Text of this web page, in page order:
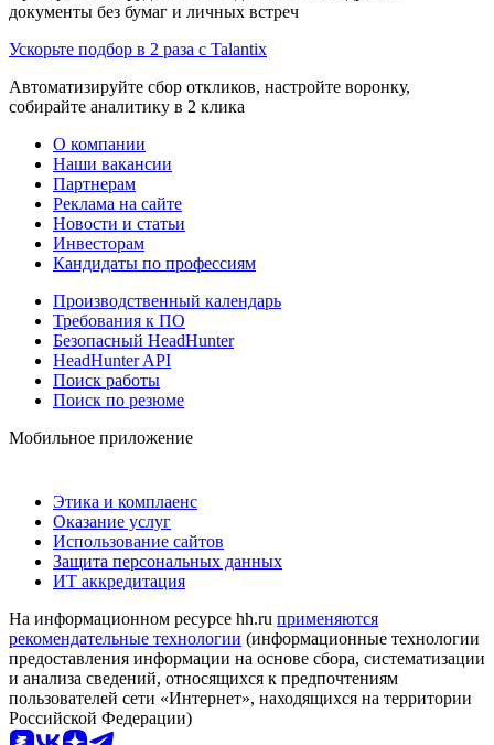
документы без бумаг и личных встреч
Ускорьте подбор в 2 раза с Talantix
Автоматизируйте сбор откликов, настройте воронку,
собирайте аналитику в 2 клика
О компании
Наши вакансии
Партнерам
Реклама на сайте
Новости и статьи
Инвесторам
Кандидаты по профессиям
Производственный календарь
Требования к ПО
Безопасный HeadHunter
HeadHunter API
Поиск работы
Поиск по резюме
Мобильное приложение
Этика и комплаенс
Оказание услуг
Использование сайтов
Защита персональных данных
ИТ аккредитация
На информационном ресурсе hh.ru применяются
рекомендательные технологии (информационные технологии
предоставления информации на основе сбора, систематизации
и анализа сведений, относящихся к предпочтениям
пользователей сети «Интернет», находящихся на территории
Российской Федерации)